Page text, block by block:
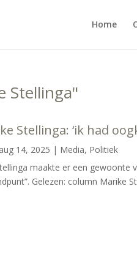
Home
Stellinga"
Stellinga: ‘ik had
aug 14, 2025 | Media, Politiek
maakte er een gewoonte
Gelezen: column Marike